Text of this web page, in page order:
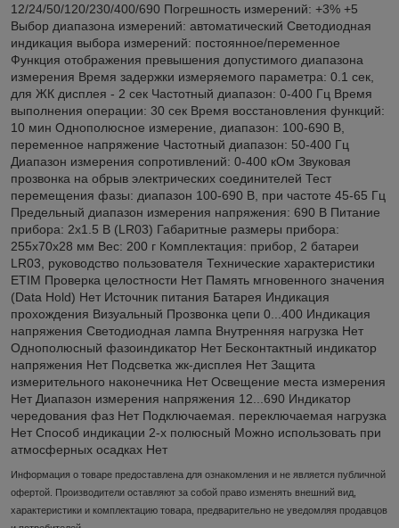
12/24/50/120/230/400/690 Погрешность измерений: +3% +5
Выбор диапазона измерений: автоматический Светодиодная
индикация выбора измерений: постоянное/переменное
Функция отображения превышения допустимого диапазона
измерения Время задержки измеряемого параметра: 0.1 сек,
для ЖК дисплея - 2 сек Частотный диапазон: 0-400 Гц Время
выполнения операции: 30 сек Время восстановления функций:
10 мин Однополюсное измерение, диапазон: 100-690 В,
переменное напряжение Частотный диапазон: 50-400 Гц
Диапазон измерения сопротивлений: 0-400 кОм Звуковая
прозвонка на обрыв электрических соединителей Тест
перемещения фазы: диапазон 100-690 В, при частоте 45-65 Гц
Предельный диапазон измерения напряжения: 690 В Питание
прибора: 2х1.5 В (LR03) Габаритные размеры прибора:
255х70х28 мм Вес: 200 г Комплектация: прибор, 2 батареи
LR03, руководство пользователя Технические характеристики
ETIM Проверка целостности Нет Память мгновенного значения
(Data Hold) Нет Источник питания Батарея Индикация
прохождения Визуальный Прозвонка цепи 0...400 Индикация
напряжения Светодиодная лампа Внутренняя нагрузка Нет
Однополюсный фазоиндикатор Нет Бесконтактный индикатор
напряжения Нет Подсветка жк-дисплея Нет Защита
измерительного наконечника Нет Освещение места измерения
Нет Диапазон измерения напряжения 12...690 Индикатор
чередования фаз Нет Подключаемая. переключаемая нагрузка
Нет Способ индикации 2-х полюсный Можно использовать при
атмосферных осадках Нет
Информация о товаре предоставлена для ознакомления и не является публичной
офертой. Производители оставляют за собой право изменять внешний вид,
характеристики и комплектацию товара, предварительно не уведомляя продавцов